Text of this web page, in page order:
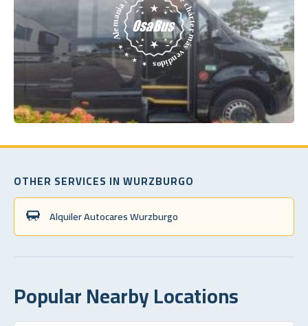
OTHER SERVICES IN WURZBURGO
Alquiler Autocares Wurzburgo
Popular Nearby Locations